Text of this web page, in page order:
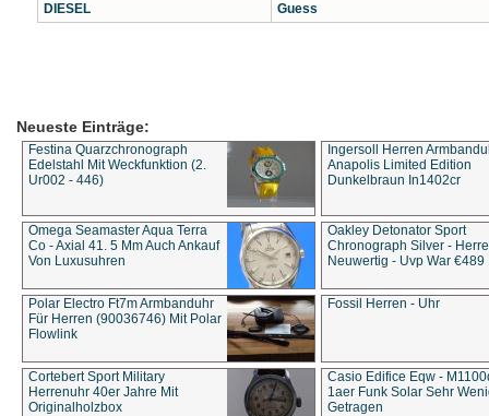
DIESEL Guess
Neueste Einträge:
Festina Quarzchronograph
Edelstahl Mit Weckfunktion (2.
Ur002 - 446)
Ingersoll Herren
Anapolis Limited Edition
Dunkelbraun In1402cr
Omega Seamaster Aqua Terra
Co - Axial 41. 5 Mm Auch Ankauf
Von Luxusuhren
Oakley Detonator Sport
Chronograph Silver -
Neuwertig - Uvp War €489
Polar Electro Ft7m Armbanduhr
Für Herren (90036746) Mit Polar
Flowlink
Fossil Herren - Uhr
Cortebert Sport Military
Herrenuhr 40er Jahre Mit
Originalholzbox
Casio Edifice Eqw -
1aer Funk Solar Sehr
Getragen